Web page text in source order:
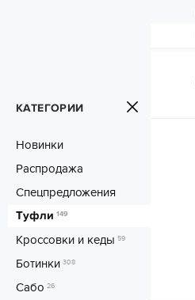
КАТЕГОРИИ
Новинки
Распродажа
Спецпредложения
Туфли 149
Кроссовки и кеды 59
Ботинки 308
Сабо 26